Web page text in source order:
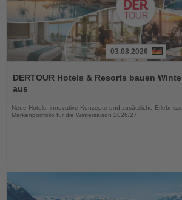
Sie
die
03.08.2026
DERTOUR Hotels & Resorts bauen
aus
Neue Hotels, innovative Konzepte und zusätzliche
Markenportfolio für die Wintersaison 2026/27